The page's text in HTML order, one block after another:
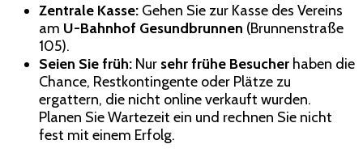
Zentrale Kasse: Gehen Sie zur Kasse des Vereins
am U-Bahnhof Gesundbrunnen (Brunnenstraße
105).
Seien Sie früh: Nur sehr frühe Besucher haben die
Chance, Restkontingente oder Plätze zu
ergattern, die nicht online verkauft wurden.
Planen Sie Wartezeit ein und rechnen Sie nicht
fest mit einem Erfolg.